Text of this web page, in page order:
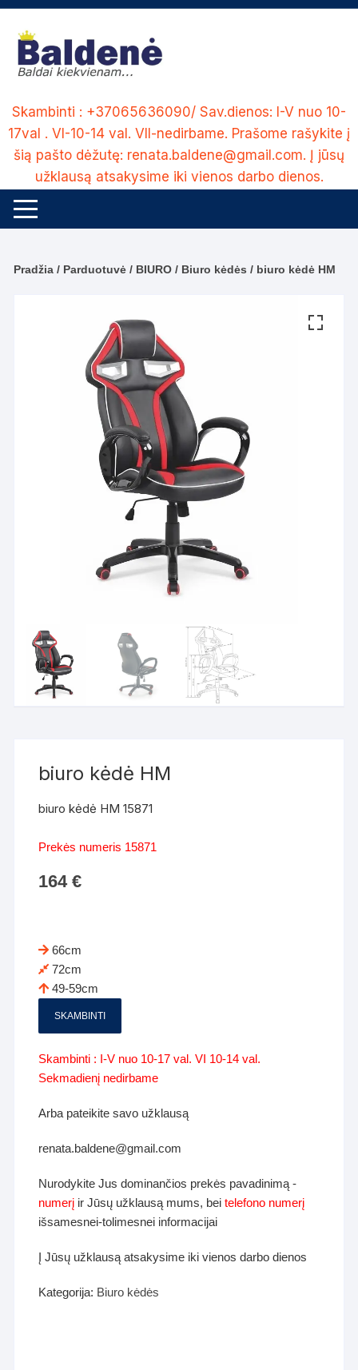
Skip
content
Skambinti : +37065636090/ Sav.dienos: I-V nuo 10-
17val . VI-10-14 val. VII-nedirbame. Prašome rašykite į
šią pašto dėžutę: renata.baldene@gmail.com. Į jūsų
užklausą atsakysime iki vienos darbo dienos.
Pradžia / Parduotuvė / BIURO / Biuro kėdės / biuro kėdė HM
biuro kėdė HM
biuro kėdė HM 15871
Prekės numeris 15871
164€
66cm
72cm
49-59cm
SKAMBINTI
Skambinti : I-V nuo 10-17 val. VI 10-14 val.
Sekmadienį nedirbame
Arba pateikite savo užklausą
renata.baldene@gmail.com
Nurodykite Jus dominančios prekės pavadinimą -
numerį ir Jūsų užklausą mums, beitelefono numerį
išsamesnei-tolimesnei informacijai
Į Jūsų užklausą atsakysime iki vienos darbo dienos
Kategorija: Biuro kėdės